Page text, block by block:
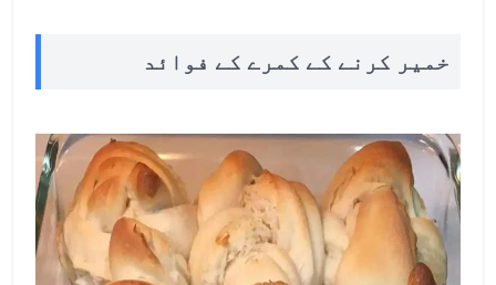
خمیر کرنے کے کمرے کے فوائد